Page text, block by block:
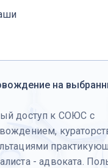
на
доступ к СОЮС с
- адвоката.